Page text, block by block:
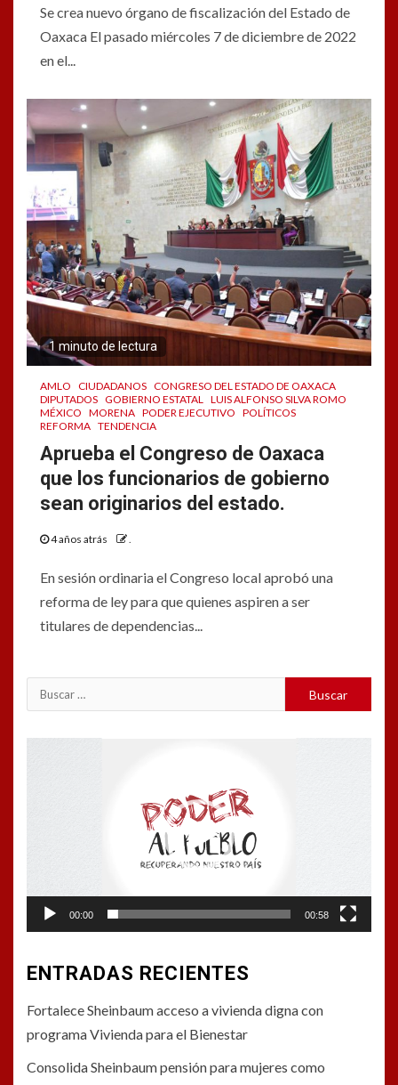
Se crea nuevo órgano de fiscalización del Estado de
Oaxaca El pasado miércoles 7 de diciembre de 2022
en el...
1 minuto de lectura
AMLO CIUDADANOS CONGRESO DEL ESTADO DE OAXACA
DIPUTADOS GOBIERNO ESTATAL LUIS ALFONSO SILVA ROMO
MÉXICO MORENA PODER EJECUTIVO POLÍTICOS
REFORMA TENDENCIA
Aprueba el Congreso de Oaxaca
que los funcionarios de gobierno
sean originarios del estado.
4 años atrás .
En sesión ordinaria el Congreso local aprobó una
reforma de ley para que quienes aspiren a ser
titulares de dependencias...
Buscar:
00:00 00:58
ENTRADAS RECIENTES
Fortalece Sheinbaum acceso a vivienda digna con
programa Vivienda para el Bienestar
Consolida Sheinbaum pensión para mujeres como